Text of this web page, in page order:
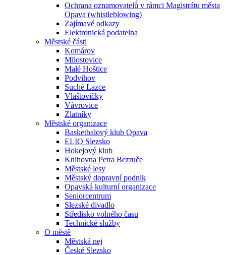
Ochrana oznamovatelů v rámci Magistrátu města
Opava (whistleblowing)
Zajímavé odkazy
Elektronická podatelna
Městské části
Komárov
Milostovice
Malé Hoštice
Podvihov
Suché Lazce
Vlaštovičky
Vávrovice
Zlatníky
Městské organizace
Basketbalový klub Opava
ELIO Slezsko
Hokejový klub
Knihovna Petra Bezruče
Městské lesy
Městský dopravní podnik
Opavská kulturní organizace
Seniorcentrum
Slezské divadlo
Středisko volného času
Technické služby
O městě
Městská nej
České Slezsko